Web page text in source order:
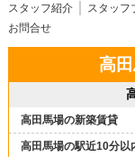
スタッフ紹介
スタッフ
お問合せ
高
高田馬場の新築賃貸
高田馬場の駅近10分以